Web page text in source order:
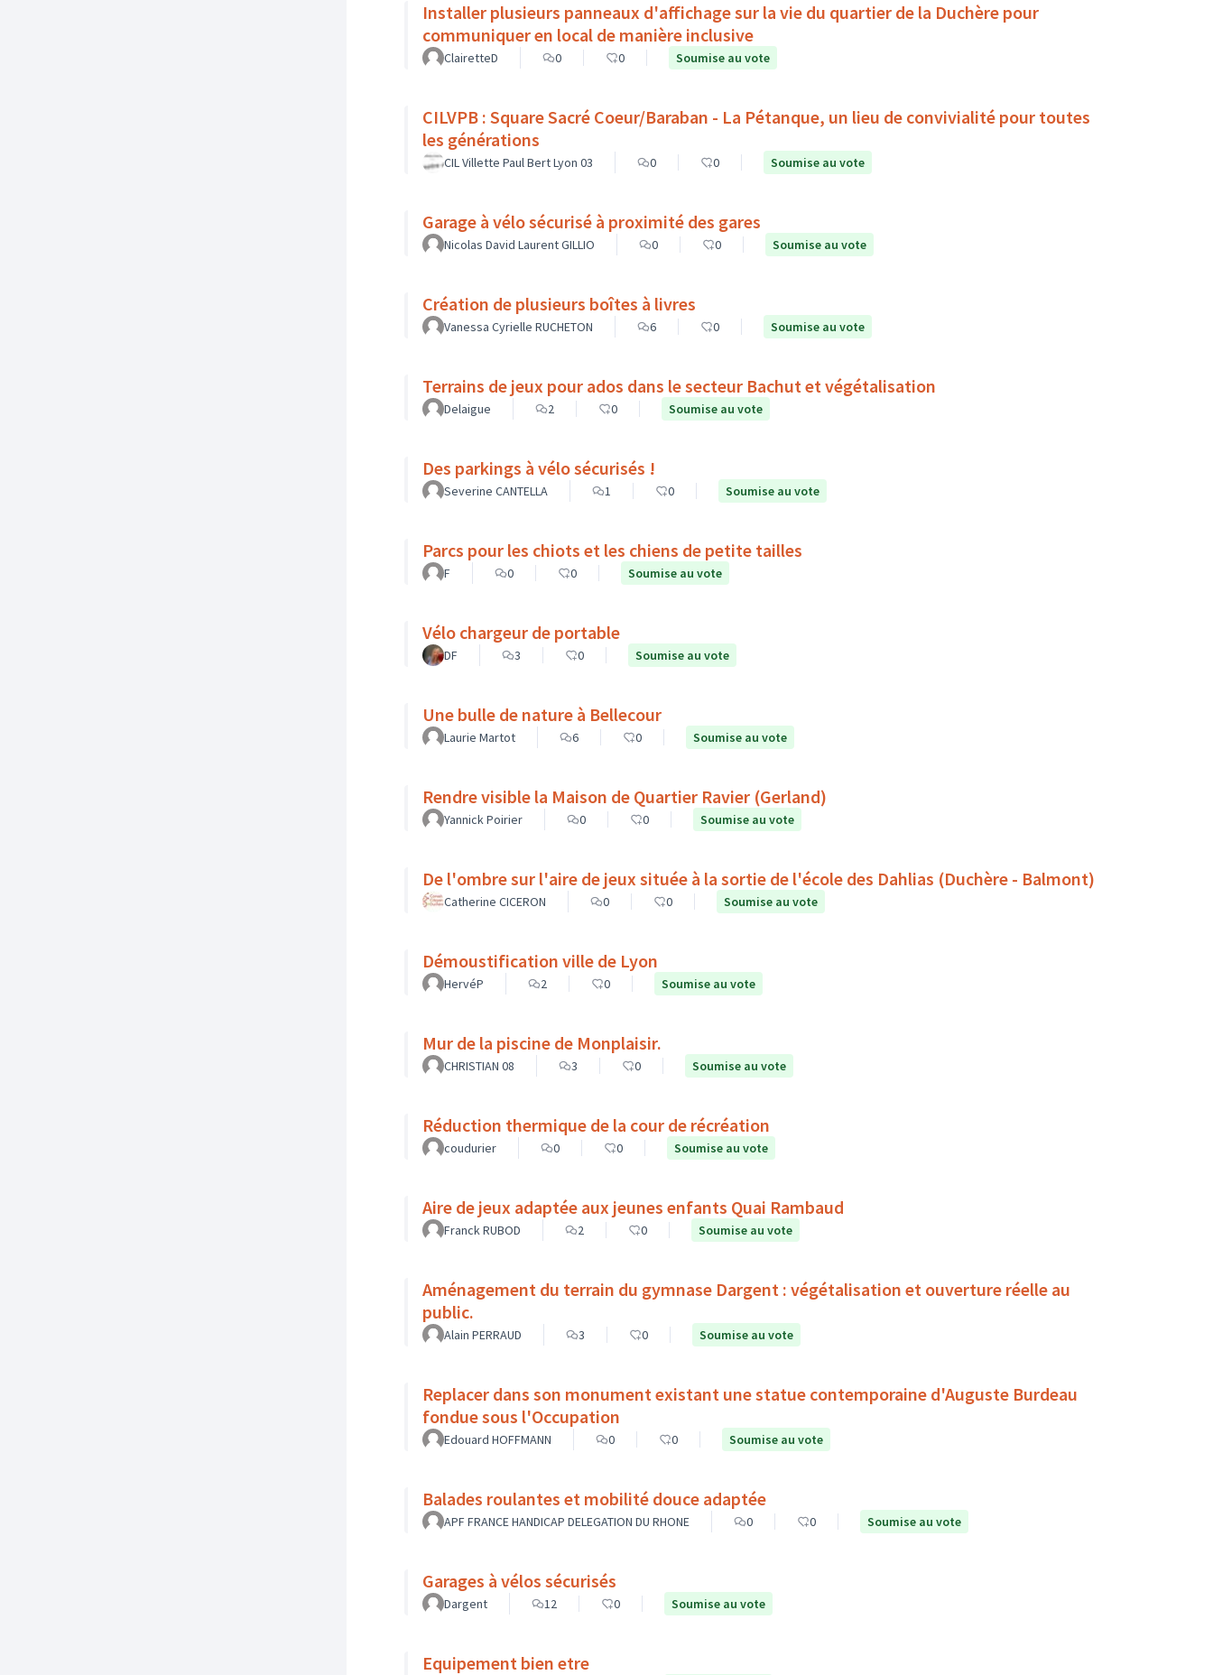
Installer plusieurs panneaux d'affichage sur la vie du quartier de la Duchère pour
communiquer en local de manière inclusive
ClairetteD 0 0 Soumise au vote
CILVPB : Square Sacré Coeur/Baraban - La Pétanque, un lieu de convivialité pour toutes
les générations
CIL Villette Paul Bert Lyon 03 0 0 Soumise au vote
Garage à vélo sécurisé à proximité des gares
Nicolas David Laurent GILLIO 0 0 Soumise au vote
Création de plusieurs boîtes à livres
Vanessa Cyrielle RUCHETON 6 0 Soumise au vote
Terrains de jeux pour ados dans le secteur Bachut et végétalisation
Delaigue 2 0 Soumise au vote
Des parkings à vélo sécurisés !
Severine CANTELLA 1 0 Soumise au vote
Parcs pour les chiots et les chiens de petite tailles
F 0 0 Soumise au vote
Vélo chargeur de portable
DF 3 0 Soumise au vote
Une bulle de nature à Bellecour
Laurie Martot 6 0 Soumise au vote
Rendre visible la Maison de Quartier Ravier (Gerland)
Yannick Poirier 0 0 Soumise au vote
De l'ombre sur l'aire de jeux située à la sortie de l'école des Dahlias (Duchère - Balmont)
Catherine CICERON 0 0 Soumise au vote
Démoustification ville de Lyon
HervéP 2 0 Soumise au vote
Mur de la piscine de Monplaisir.
CHRISTIAN 08 3 0 Soumise au vote
Réduction thermique de la cour de récréation
coudurier 0 0 Soumise au vote
Aire de jeux adaptée aux jeunes enfants Quai Rambaud
Franck RUBOD 2 0 Soumise au vote
Aménagement du terrain du gymnase Dargent : végétalisation et ouverture réelle au
public.
Alain PERRAUD 3 0 Soumise au vote
Replacer dans son monument existant une statue contemporaine d'Auguste Burdeau
fondue sous l'Occupation
Edouard HOFFMANN 0 0 Soumise au vote
Balades roulantes et mobilité douce adaptée
APF FRANCE HANDICAP DELEGATION DU RHONE 0 0 Soumise au vote
Garages à vélos sécurisés
Dargent 12 0 Soumise au vote
Equipement bien etre